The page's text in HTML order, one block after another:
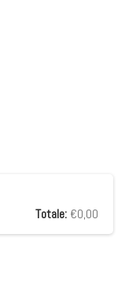
Totale: €0,00